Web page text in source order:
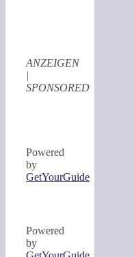
ANZEIGEN
|
SPONSORED
Powered
by
GetYourGuide
Powered
by